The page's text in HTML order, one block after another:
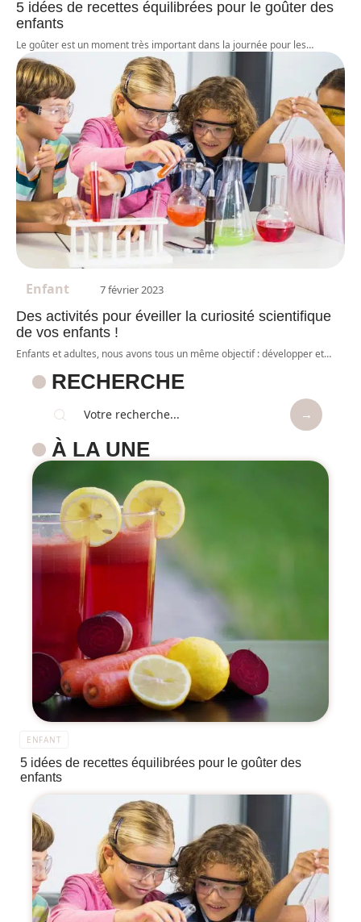
5 idées de recettes équilibrées pour le goûter des
enfants
Le goûter est un moment très important dans la journée pour les…
Enfant 7 février 2023
Des activités pour éveiller la curiosité scientifique
de vos enfants !
Enfants et adultes, nous avons tous un même objectif : développer et…
RECHERCHE
À LA UNE
ENFANT
5 idées de recettes équilibrées pour le goûter des
enfants